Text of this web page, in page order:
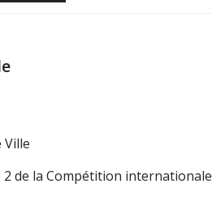
Ville
de la Compétition internationale